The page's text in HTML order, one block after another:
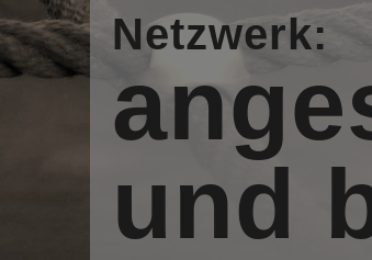
Netzwerk:
und